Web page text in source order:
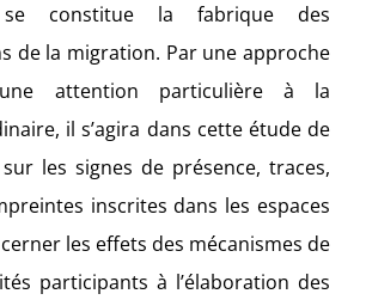
se constitue la fabrique des
de la migration. Par une approche
attention particulière à la
il s’agira dans cette étude de
les signes de présence, traces,
inscrites dans les espaces
les effets des mécanismes de
participants à l’élaboration des